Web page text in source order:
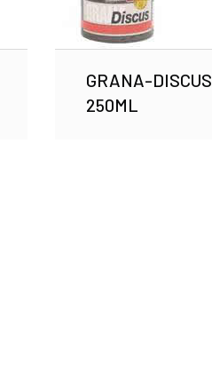
GRANA-DISCUS
250ML